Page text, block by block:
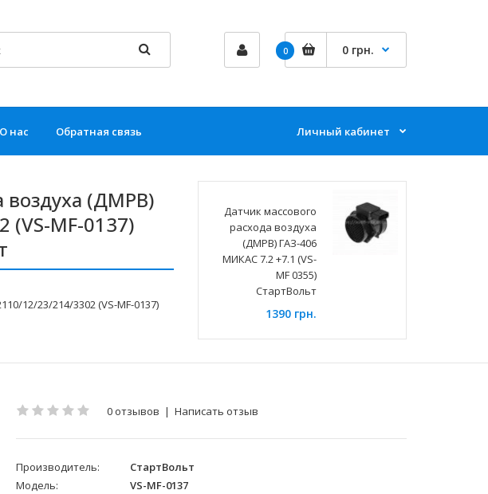
0 0 грн.
О нас Обратная связь Личный кабинет
воздуха (ДМРВ)
MF-0137)
12/23/214/3302 (VS-MF-0137)
Датчик массового
расхода воздуха
(ДМРВ) ГАЗ-406
МИКАС 7.2 +7.1 (VS-
MF 0355)
СтартВольт
1390 грн.
0 отзывов | Написать отзыв
Производитель:
СтартВольт
Модель:
VS-MF-0137